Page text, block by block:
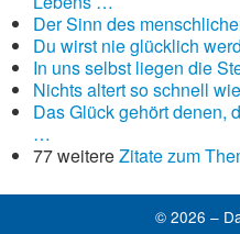
Der Sinn des
Du wirst nie glücklich
In uns selbst liegen die
Nichts altert so schnell
Das Glück gehört denen,
…
77 weitereZitate zum
© 2026 –